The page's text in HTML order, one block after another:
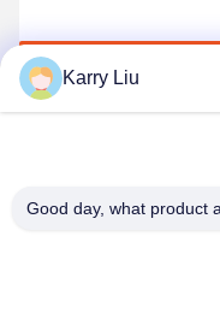
Tpu Polyutethane
tissu Discuter
Karry Liu
Good day, what product